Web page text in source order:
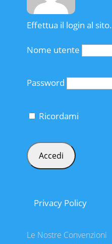
Effettua il login al sito.
Nome utente
Password
Ricordami
Privacy Policy
Le Nostre Convenzioni